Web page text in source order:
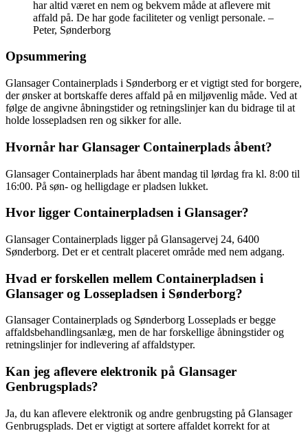
har altid været en nem og bekvem måde at aflevere mit
affald på. De har gode faciliteter og venligt personale. –
Peter, Sønderborg
Opsummering
Glansager Containerplads i Sønderborg er et vigtigt sted for borgere,
der ønsker at bortskaffe deres affald på en miljøvenlig måde. Ved at
følge de angivne åbningstider og retningslinjer kan du bidrage til at
holde lossepladsen ren og sikker for alle.
Hvornår har Glansager Containerplads åbent?
Glansager Containerplads har åbent mandag til lørdag fra kl. 8:00 til
16:00. På søn- og helligdage er pladsen lukket.
Hvor ligger Containerpladsen i Glansager?
Glansager Containerplads ligger på Glansagervej 24, 6400
Sønderborg. Det er et centralt placeret område med nem adgang.
Hvad er forskellen mellem Containerpladsen i
Glansager og Lossepladsen i Sønderborg?
Glansager Containerplads og Sønderborg Losseplads er begge
affaldsbehandlingsanlæg, men de har forskellige åbningstider og
retningslinjer for indlevering af affaldstyper.
Kan jeg aflevere elektronik på Glansager
Genbrugsplads?
Ja, du kan aflevere elektronik og andre genbrugsting på Glansager
Genbrugsplads. Det er vigtigt at sortere affaldet korrekt for at